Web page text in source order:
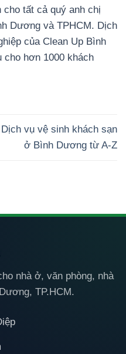
cho tất cả quý anh chị
Dương và TPHCM. Dịch
của Clean Up Bình
cho hơn 1000 khách
Dịch vụ vệ sinh khách sạn
ở Bình Dương từ A-Z
nhà ở, văn phòng, nhà
TP.HCM.